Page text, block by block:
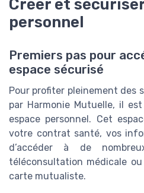
Créer et
personnel
Premiers pas pour
espace sécurisé
Pour profiter pleinement des
par Harmonie Mutuelle, il
espace personnel. Cet
votre contrat santé, vos
d’accéder à de
téléconsultation médicale
carte mutualiste.